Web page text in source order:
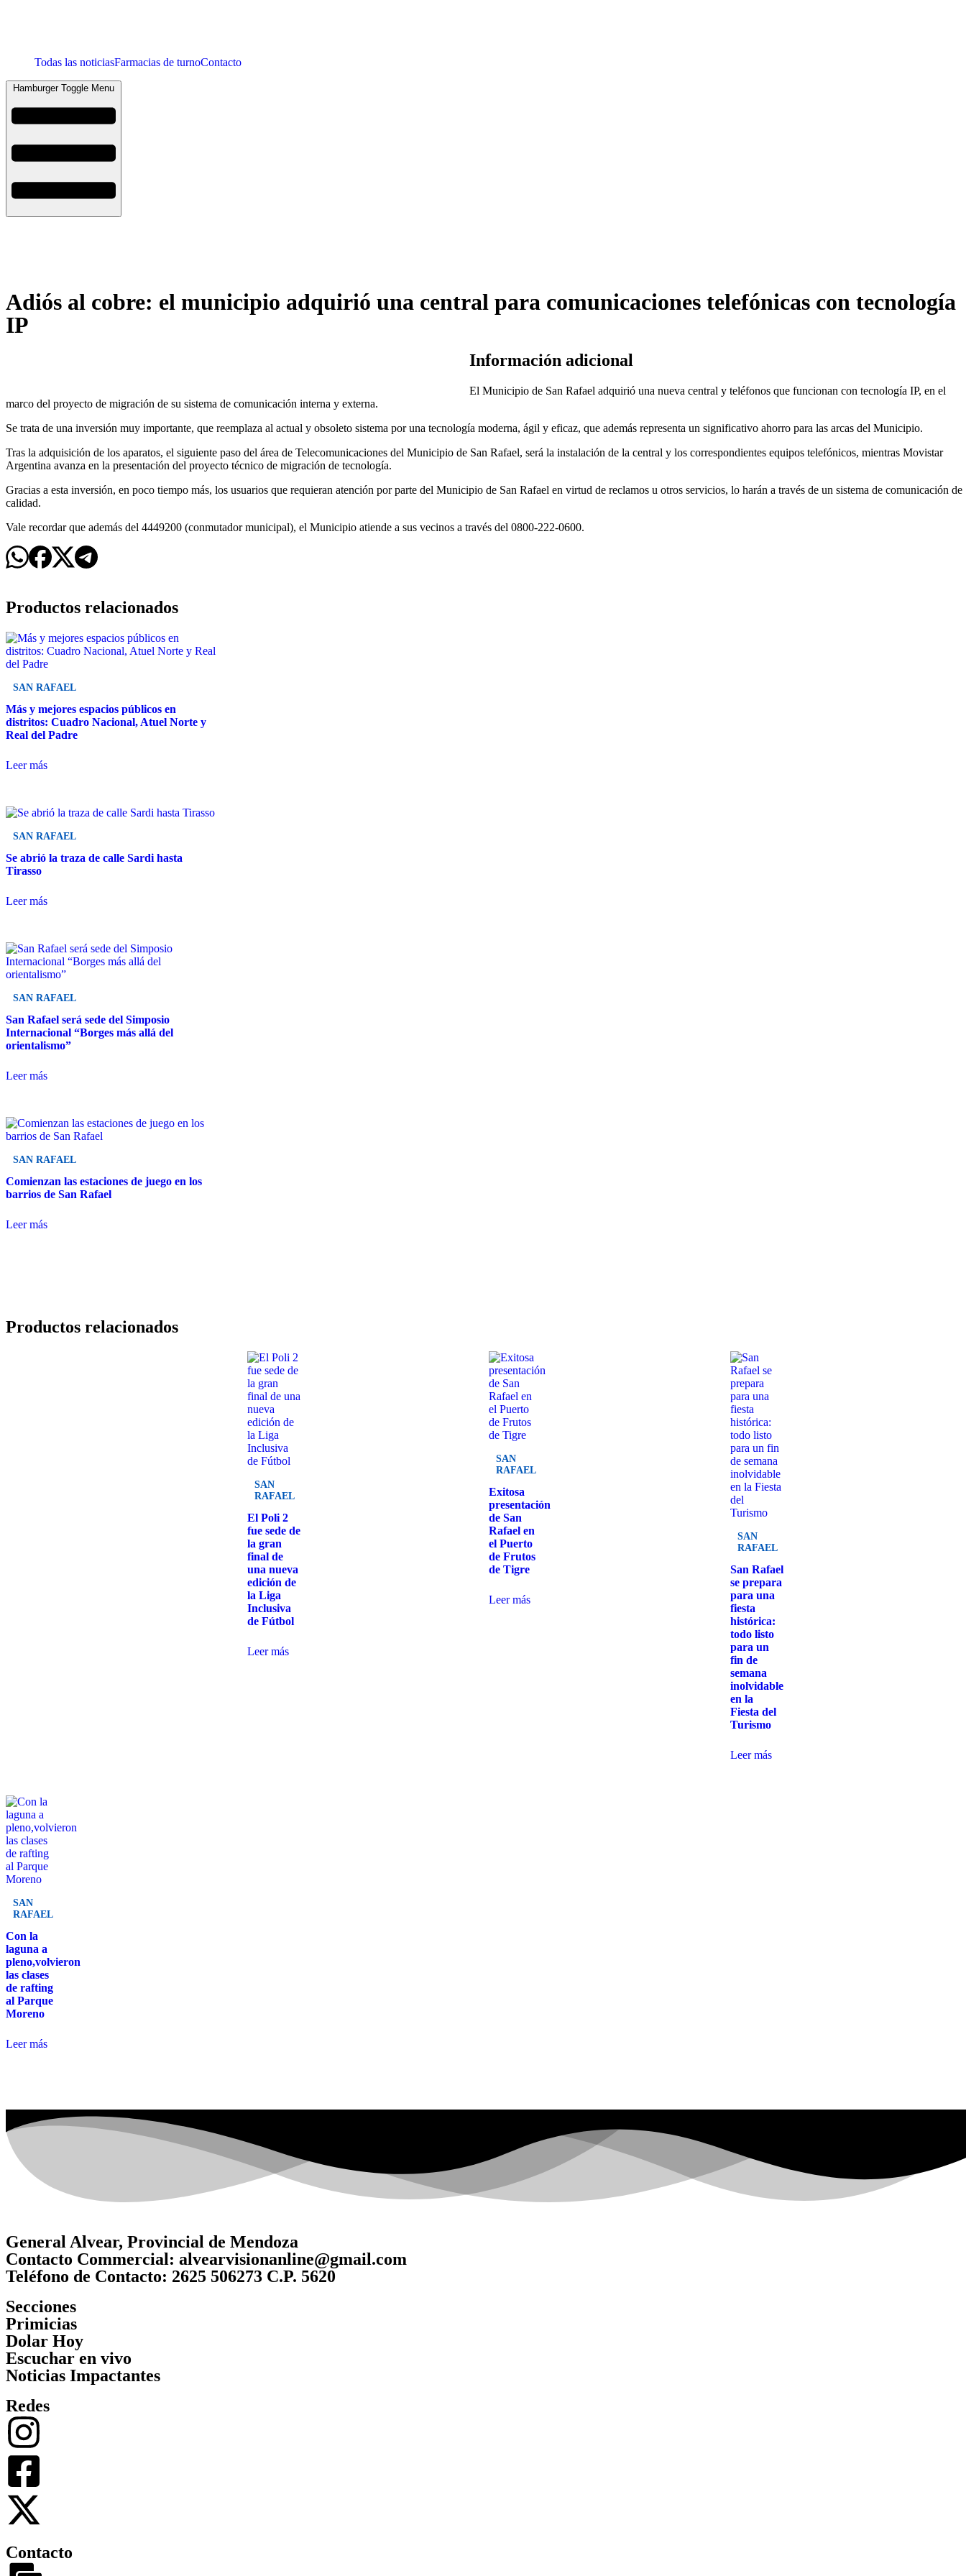
Todas las noticiasFarmacias de turnoContacto
Hamburger Toggle Menu
Adiós al cobre: el municipio adquirió una central para comunicaciones telefónicas con tecnología
IP
Información adicional
El Municipio de San Rafael adquirió una nueva central y teléfonos que funcionan con tecnología IP, en el
marco del proyecto de migración de su sistema de comunicación interna y externa.
Se trata de una inversión muy importante, que reemplaza al actual y obsoleto sistema por una tecnología moderna, ágil y eficaz, que además representa un significativo ahorro para las arcas del Municipio.
Tras la adquisición de los aparatos, el siguiente paso del área de Telecomunicaciones del Municipio de San Rafael, será la instalación de la central y los correspondientes equipos telefónicos, mientras Movistar
Argentina avanza en la presentación del proyecto técnico de migración de tecnología.
Gracias a esta inversión, en poco tiempo más, los usuarios que requieran atención por parte del Municipio de San Rafael en virtud de reclamos u otros servicios, lo harán a través de un sistema de comunicación de
calidad.
Vale recordar que además del 4449200 (conmutador municipal), el Municipio atiende a sus vecinos a través del 0800-222-0600.
Productos relacionados
SAN RAFAEL
Más y mejores espacios públicos en
distritos: Cuadro Nacional, Atuel Norte y
Real del Padre
Leer más
SAN RAFAEL
Se abrió la traza de calle Sardi hasta
Tirasso
Leer más
SAN RAFAEL
San Rafael será sede del Simposio
Internacional “Borges más allá del
orientalismo”
Leer más
SAN RAFAEL
Comienzan las estaciones de juego en los
barrios de San Rafael
Leer más
Productos relacionados
SAN
RAFAEL
El Poli 2
fue sede de
la gran
final de
una nueva
edición de
la Liga
Inclusiva
de Fútbol
Leer más
SAN
RAFAEL
Exitosa
presentación
de San
Rafael en
el Puerto
de Frutos
de Tigre
Leer más
SAN
RAFAEL
San Rafael
se prepara
para una
fiesta
histórica:
todo listo
para un
fin de
semana
inolvidable
en la
Fiesta del
Turismo
Leer más
SAN
RAFAEL
Con la
laguna a
pleno,volvieron
las clases
de rafting
al Parque
Moreno
Leer más
General Alvear, Provincial de Mendoza
Contacto Commercial: alvearvisionanline@gmail.com
Teléfono de Contacto: 2625 506273 C.P. 5620
Secciones
Primicias
Dolar Hoy
Escuchar en vivo
Noticias Impactantes
Redes
Contacto